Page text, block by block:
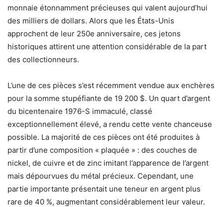
monnaie étonnamment précieuses qui valent aujourd’hui
des milliers de dollars. Alors que les États-Unis
approchent de leur 250e anniversaire, ces jetons
historiques attirent une attention considérable de la part
des collectionneurs.
L’une de ces pièces s’est récemment vendue aux enchères
pour la somme stupéfiante de 19 200 $. Un quart d’argent
du bicentenaire 1976-S immaculé, classé
exceptionnellement élevé, a rendu cette vente chanceuse
possible. La majorité de ces pièces ont été produites à
partir d’une composition « plaquée » : des couches de
nickel, de cuivre et de zinc imitant l’apparence de l’argent
mais dépourvues du métal précieux. Cependant, une
partie importante présentait une teneur en argent plus
rare de 40 %, augmentant considérablement leur valeur.